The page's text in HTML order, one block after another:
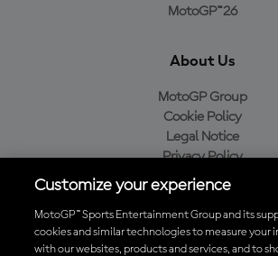
MotoGP™26
About Us
MotoGP Group
Cookie Policy
Legal Notice
Privacy Policy
Purchase Policy
Baixe o aplicativo oficial da
Customize your experience
MotoGP™ Sports Entertainment Group and its
cookies and similar technologies to measure your
with our websites, products and services, and to